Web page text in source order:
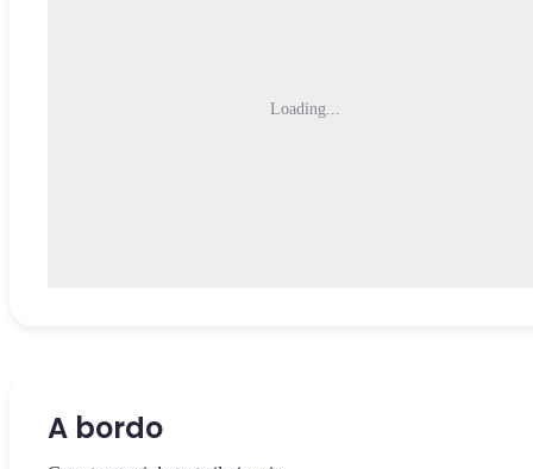
Loading...
A bordo